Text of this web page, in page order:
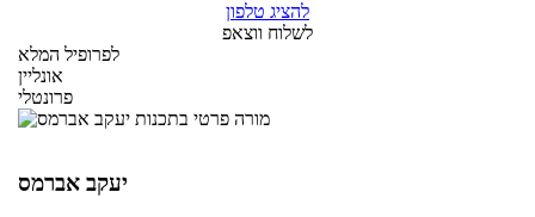
להציג טלפון
לשלוח ווצאפ
לפרופיל המלא
אונליין
פרונטלי
יעקב אברמס